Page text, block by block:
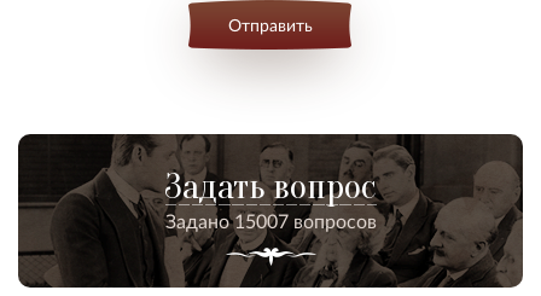
Отправить
Задать вопрос
Задано 15007 вопросов